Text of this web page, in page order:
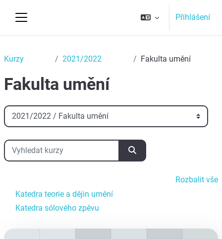
Přihlášení
Kurzy 2021/2022 Fakulta umění
Fakulta umění
Kategorie kurzů
Vyhledat kurzy
Vyhledat kurzy
Rozbalit vše
Katedra teorie a dějin umění
Katedra sólového zpěvu
aa